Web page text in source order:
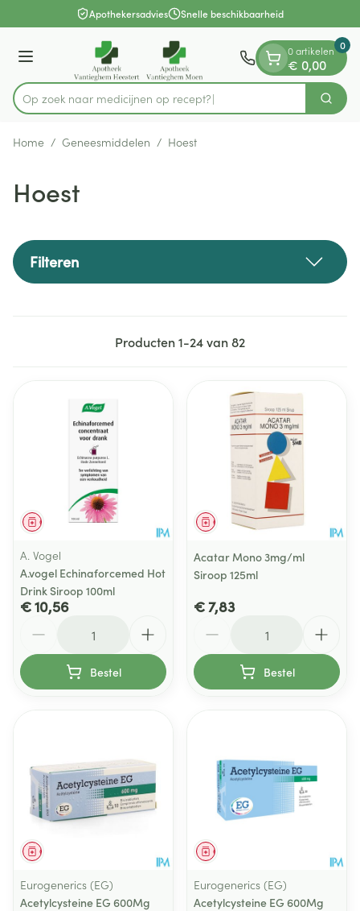
Ga naar de inhoudApothekersadvies Snelle beschikbaarheid
Menu
Product, merk, categorie...
Op zoek naar medicijnen op recept? Zoek
0 artikelen
€ 0,00
0
Home / Geneesmiddelen / Hoest
Hoest
Filteren
Producten1-24van82
Geneesmiddel
A. Vogel
A.vogel Echinaforcemed Hot
Drink Siroop 100ml
€ 10,56
Bestel
Geneesmiddel
Acatar Mono 3mg/ml
Siroop 125ml
€ 7,83
Bestel
Geneesmiddel
Eurogenerics (EG)
Acetylcysteine EG 600Mg
Geneesmiddel
Eurogenerics (EG)
Acetylcysteine EG 600Mg